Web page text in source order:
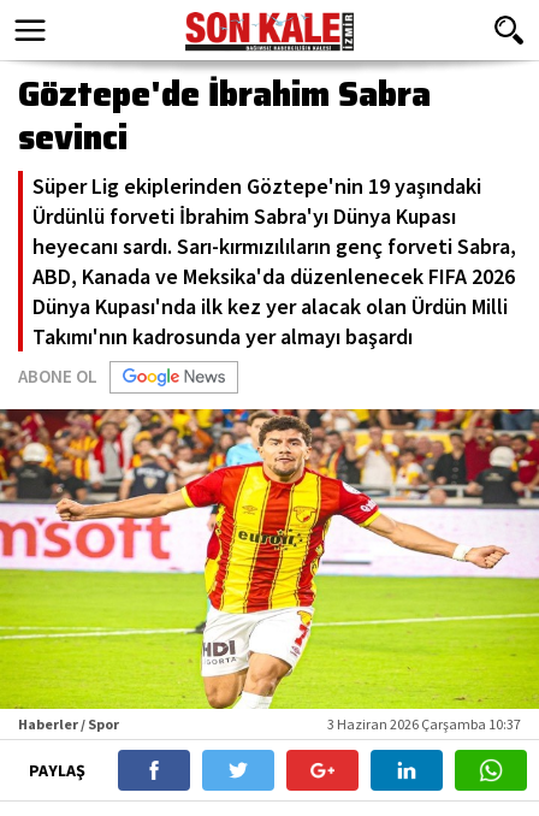
Göztepe'de İbrahim Sabra
sevinci
Süper Lig ekiplerinden Göztepe'nin 19 yaşındaki
Ürdünlü forveti İbrahim Sabra'yı Dünya Kupası
heyecanı sardı. Sarı-kırmızılıların genç forveti Sabra,
ABD, Kanada ve Meksika'da düzenlenecek FIFA 2026
Dünya Kupası'nda ilk kez yer alacak olan Ürdün Milli
Takımı'nın kadrosunda yer almayı başardı
ABONE OL
Haberler / Spor 3 Haziran 2026 Çarşamba 10:37
PAYLAŞ